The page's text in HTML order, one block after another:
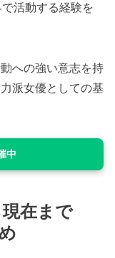
活動する経験を
への強い意志を持
派女優としての基
中
在まで